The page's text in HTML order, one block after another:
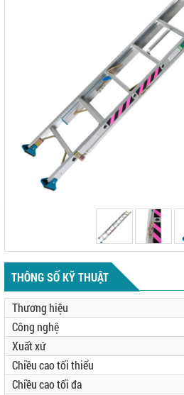
THÔNG SỐ KỸ THUẬT
Thương hiệu
Công nghệ
Xuất xứ
Chiều cao tối thiểu
Chiều cao tối đa